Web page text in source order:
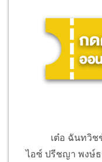
เต๋อ ฉันทวิช
ไอซ์ ปรีชญา พงษ์ธ